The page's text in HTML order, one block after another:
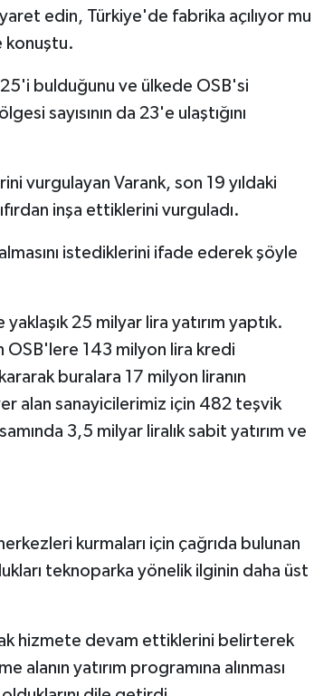
edin, Türkiye'de fabrika açılıyor mu
konuştu.
bulduğunu ve ülkede OSB'si
sayısının da 23'e ulaştığını
vurgulayan Varank, son 19 yıldaki
inşa ettiklerini vurguladı.
istediklerini ifade ederek şöyle
25 milyar lira yatırım yaptık.
OSB'lere 143 milyon lira kredi
buralara 17 milyon liranın
alan sanayicilerimiz için 482 teşvik
3,5 milyar liralık sabit yatırım ve
kurmaları için çağrıda bulunan
teknoparka yönelik ilginin daha üst
hizmete devam ettiklerini belirterek
yatırım programına alınması